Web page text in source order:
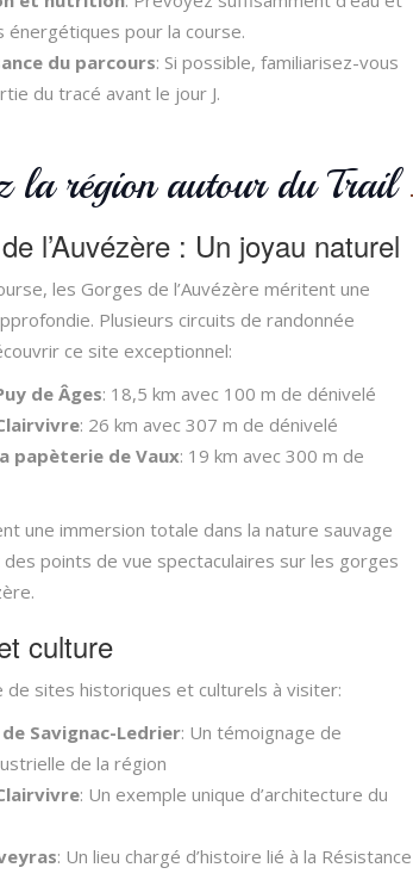
énergétiques pour la course.
du parcours: Si possible, familiarisez-vous
du tracé avant le jour J.
la région autour du Trail
l’Auvézère : Un joyau naturel
les Gorges de l’Auvézère méritent une
Plusieurs circuits de randonnée
ce site exceptionnel:
de Âges: 18,5 km avec 100 m de dénivelé
: 26 km avec 307 m de dénivelé
papèterie de Vaux: 19 km avec 300 m de
une immersion totale dans la nature sauvage
points de vue spectaculaires sur les gorges
culture
de sites historiques et culturels à visiter:
Savignac-Ledrier: Un témoignage de
de la région
: Un exemple unique d’architecture du
: Un lieu chargé d’histoire lié à la Résistance